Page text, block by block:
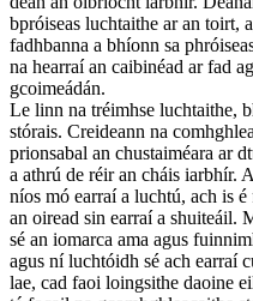
bpróiseas luchtaithe ar an toirt,
fadhbanna a bhíonn sa
na hearraí an caibinéad ar fad
gcoimeádán.
Le linn na tréimhse luchtaithe,
stórais. Creideann na
prionsabal an chustaiméara ar
a athrú de réir an cháis iarbhír.
níos mó earraí a luchtú, ach is
an oiread sin earraí a shuiteáil.
sé an iomarca ama agus
agus ní luchtóidh sé ach earraí
lae, cad faoi loingsithe daoine